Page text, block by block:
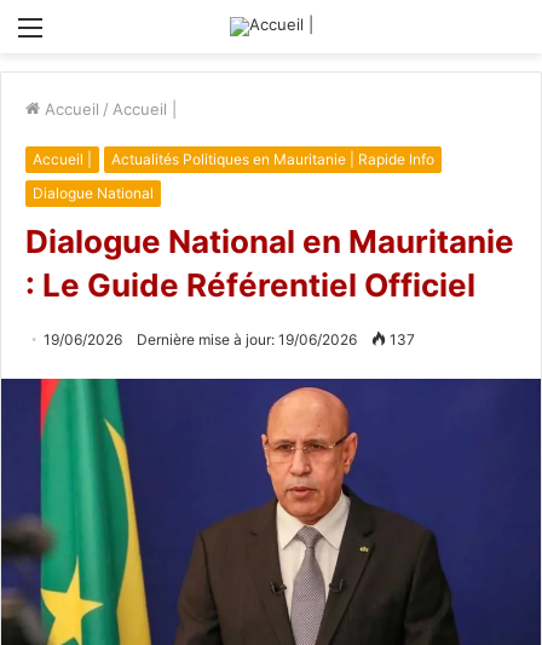
Menu
Accueil / Accueil |
Accueil |
Actualités Politiques en Mauritanie | Rapide Info
Dialogue National
Dialogue National en Mauritanie
: Le Guide Référentiel Officiel
19/06/2026 Dernière mise à jour: 19/06/2026 137